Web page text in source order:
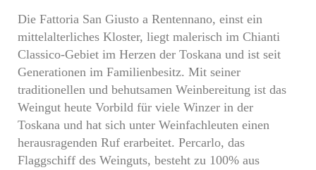
Die Fattoria San Giusto a Rentennano, einst ein
mittelalterliches Kloster, liegt malerisch im Chianti
Classico-Gebiet im Herzen der Toskana und ist seit
Generationen im Familienbesitz. Mit seiner
traditionellen und behutsamen Weinbereitung ist das
Weingut heute Vorbild für viele Winzer in der
Toskana und hat sich unter Weinfachleuten einen
herausragenden Ruf erarbeitet. Percarlo, das
Flaggschiff des Weinguts, besteht zu 100% aus